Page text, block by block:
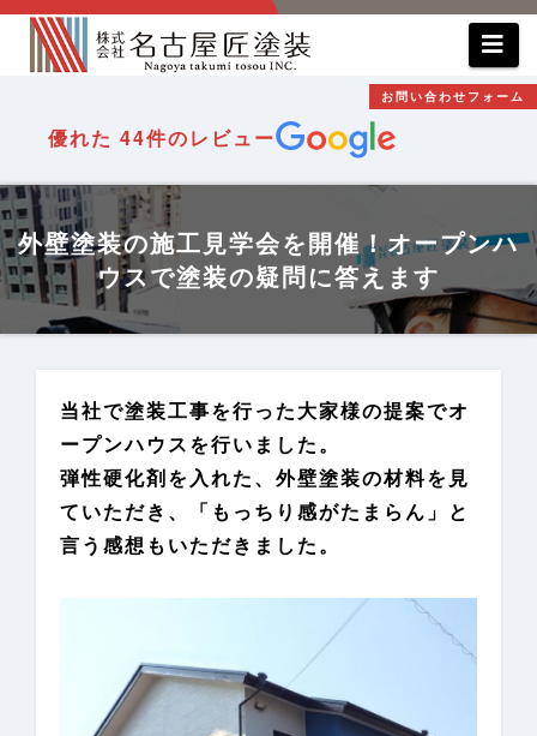
コ
へ
ス
キ
ッ
お問い合わせフォーム
優れた 44件のレビュー
外壁塗装の施工見学会を開催！オープンハ
ウスで塗装の疑問に答えます
当社で塗装工事を行った大家様の提案でオ
ープンハウスを行いました。
弾性硬化剤を入れた、外壁塗装の材料を見
ていただき、「もっちり感がたまらん」と
言う感想もいただきました。